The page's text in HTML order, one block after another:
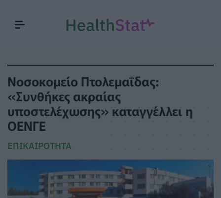
Νοσοκομείο Πτολεμαΐδας:
«Συνθήκες ακραίας
υποστελέχωσης» καταγγέλλει η
ΟΕΝΓΕ
ΕΠΙΚΑΙΡΌΤΗΤΑ